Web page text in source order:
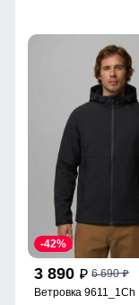
3 890 p 6 690p
-42%
Ветровка 9611_1Ch